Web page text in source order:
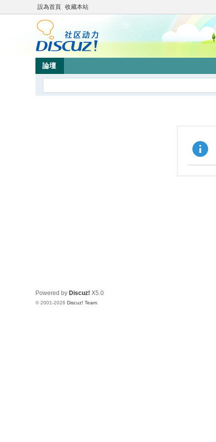
設為首頁 收藏本站
論壇
Powered by Discuz! X5.0
© 2001-2026 Discuz! Team